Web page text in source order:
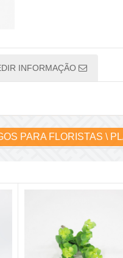
INFORMAÇÃO
PARA FLORISTAS \